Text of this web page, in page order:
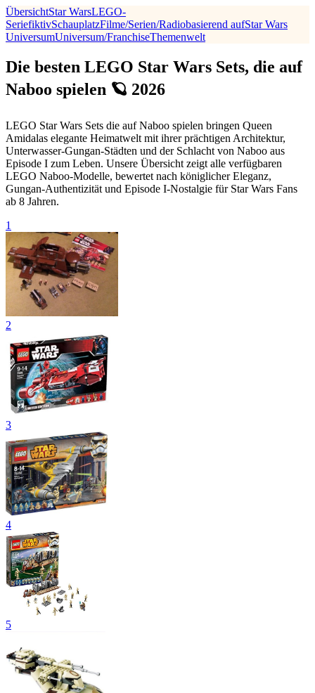
ÜbersichtStar WarsLEGO-
SeriefiktivSchauplatzFilme/Serien/Radiobasierend aufStar Wars
UniversumUniversum/FranchiseThemenwelt
Die besten LEGO Star Wars Sets, die auf
Naboo spielen 🪐 2026
LEGO Star Wars Sets die auf Naboo spielen bringen Queen
Amidalas elegante Heimatwelt mit ihrer prächtigen Architektur,
Unterwasser-Gungan-Städten und der Schlacht von Naboo aus
Episode I zum Leben. Unsere Übersicht zeigt alle verfügbaren
LEGO Naboo-Modelle, bewertet nach königlicher Eleganz,
Gungan-Authentizität und Episode I-Nostalgie für Star Wars Fans
ab 8 Jahren.
1
2
3
4
5